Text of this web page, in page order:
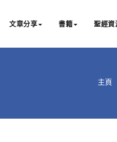
文章分享 書籍 聖經資
主頁